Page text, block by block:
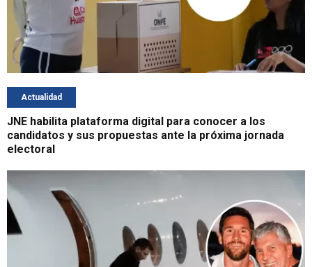
Actualidad
JNE habilita plataforma digital para conocer a los
candidatos y sus propuestas ante la próxima jornada
electoral